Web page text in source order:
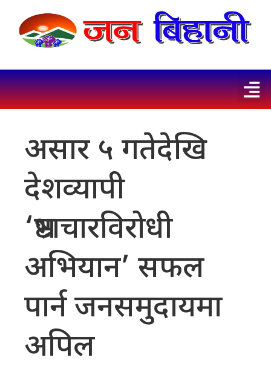
असार ५ गतेदेखि
देशव्यापी
‘भ्रष्टाचारविरोधी
अभियान’ सफल
पार्न जनसमुदायमा
अपिल